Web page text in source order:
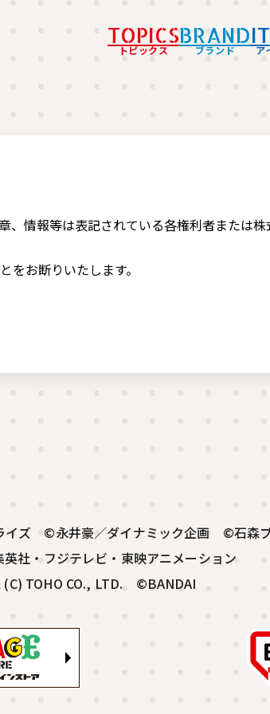
TOPICS
トピックス
BRAND
ブランド ア
、情報等は表記されている各権利者または
お断りいたします。
ズ ©永井豪／ダイナミック企画 ©石森
社・フジテレビ・東映アニメーション
TOHO CO., LTD. ©BANDAI